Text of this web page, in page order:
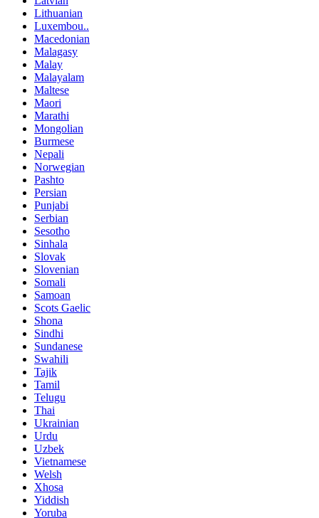
Lithuanian
Luxembou..
Macedonian
Malagasy
Malay
Malayalam
Maltese
Maori
Marathi
Mongolian
Burmese
Nepali
Norwegian
Pashto
Persian
Punjabi
Serbian
Sesotho
Sinhala
Slovak
Slovenian
Somali
Samoan
Scots Gaelic
Shona
Sindhi
Sundanese
Swahili
Tajik
Tamil
Telugu
Thai
Ukrainian
Urdu
Uzbek
Vietnamese
Welsh
Xhosa
Yiddish
Yoruba